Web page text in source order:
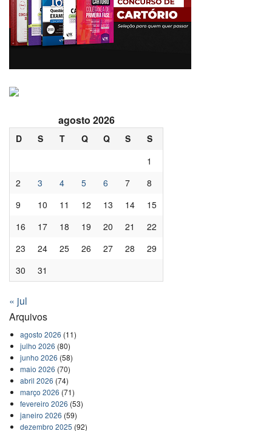
agosto 2026
D S T Q Q S
S
1
2
3 4 5 6 7
8
9
10 11 12 13 14
15
16
17 18 19 20 21
22
23
24 25 26 27 28
29
30
31
« jul
Arquivos
agosto 2026 (11)
julho 2026 (80)
junho 2026 (58)
maio 2026 (70)
abril 2026 (74)
março 2026 (71)
fevereiro 2026 (53)
janeiro 2026 (59)
dezembro 2025 (92)